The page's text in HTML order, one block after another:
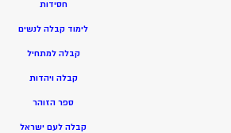
חסידות
לימוד קבלה לנשים
קבלה למתחיל
קבלה ויהדות
ספר הזוהר
קבלה לעם ישראל